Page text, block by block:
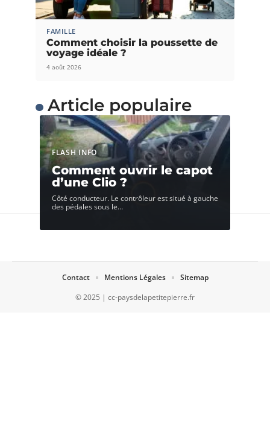
FAMILLE
Comment choisir la poussette de
voyage idéale ?
4 août 2026
Article populaire
FLASH INFO
Comment ouvrir le capot
d’une Clio ?
Côté conducteur. Le contrôleur est situé à gauche
des pédales sous le…
© 2025 | cc-paysdelapetitepierre.fr
Contact Mentions Légales Sitemap